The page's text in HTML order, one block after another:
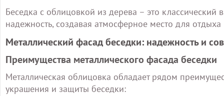
Беседка с облицовкой из дерева – это классический
надежность, создавая атмосферное место для
Металлический фасад беседки: надежность и
Преимущества металлического фасада беседки
Металлическая облицовка обладает рядом
украшения и защиты беседки: